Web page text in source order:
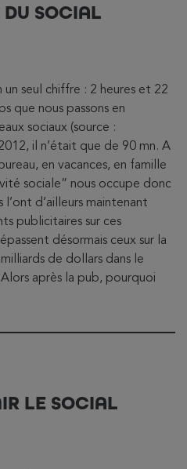
DU SOCIAL
seul chiffre : 2 heures et 22
que nous passons en
sociaux (source :
il n’était que de 90 mn. A
en vacances, en famille
sociale” nous occupe donc
l’ont d’ailleurs maintenant
publicitaires sur ces
désormais ceux sur la
de dollars dans le
après la pub, pourquoi
LE SOCIAL